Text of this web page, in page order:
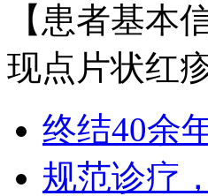
王宝旗 副主任医
专业（原博润医…【详情】
【患者基本
现点片状红
终结40余
规范诊疗